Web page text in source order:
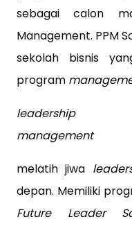
sebagai calon
Management. PPM
sekolah bisnis
program
leadership
management
melatih jiwa
depan. Memiliki
Future Leader